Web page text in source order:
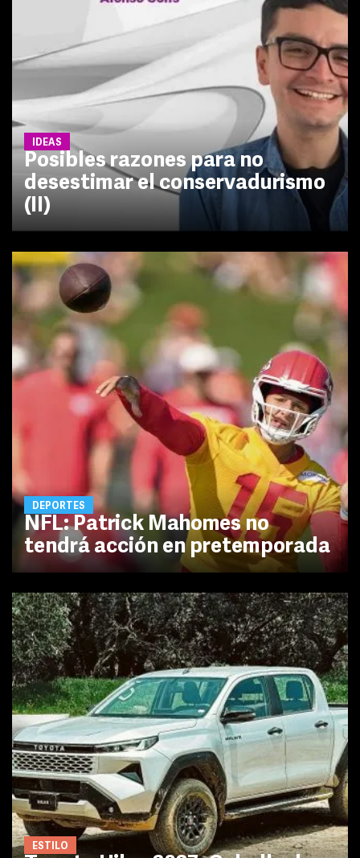
IDEAS
Posibles razones para no
desestimar el conservadurismo
(II)
DEPORTES
NFL: Patrick Mahomes no
tendrá acción en pretemporada
ESTILO